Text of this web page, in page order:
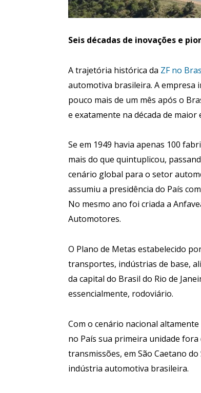
Seis décadas de inovações e
A trajetória histórica da ZF no
automotiva brasileira. A empresa
pouco mais de um mês após o
e exatamente na década de
Se em 1949 havia apenas 100
mais do que quintuplicou,
cenário global para o setor
assumiu a presidência do País
No mesmo ano foi criada a
Automotores.
O Plano de Metas estabelecido
transportes, indústrias de base,
da capital do Brasil do Rio de
essencialmente, rodoviário.
Com o cenário nacional
no País sua primeira unidade fora
transmissões, em São Caetano
indústria automotiva brasileira.